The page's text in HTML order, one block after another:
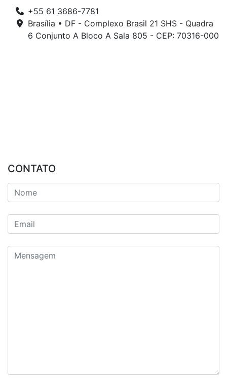
+55 61 3686-7781
Brasília • DF - Complexo Brasil 21 SHS - Quadra
6 Conjunto A Bloco A Sala 805 - CEP: 70316-000
CONTATO